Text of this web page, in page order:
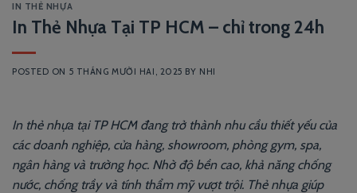
IN THẺ NHỰA
In Thẻ Nhựa Tại TP HCM – chỉ trong 24h
POSTED ON 5 THÁNG MƯỜI HAI, 2025 BY NHI
In thẻ nhựa tại TP HCM đang trở thành nhu cầu thiết yếu của
các doanh nghiệp, cửa hàng, showroom, phòng gym, spa,
ngân hàng và trường học. Nhờ độ bền cao, khả năng chống
nước, chống trầy và tính thẩm mỹ vượt trội. Thẻ nhựa giúp